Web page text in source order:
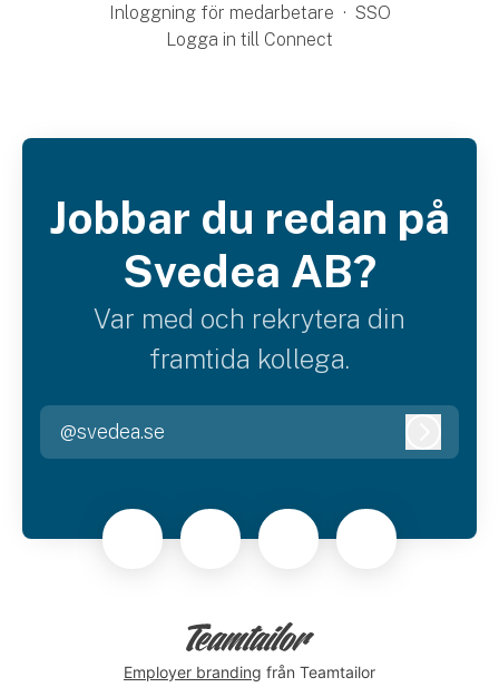
Inloggning för medarbetare · SSO
Logga in till Connect
Jobbar du redan på
Svedea AB?
Var med och rekrytera din
framtida kollega.
@svedea.se
Employer branding från Teamtailor